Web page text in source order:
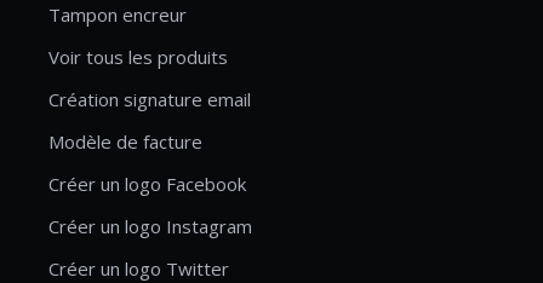
Tampon encreur
Voir tous les produits
Création signature email
Modèle de facture
Créer un logo Facebook
Créer un logo Instagram
Créer un logo Twitter